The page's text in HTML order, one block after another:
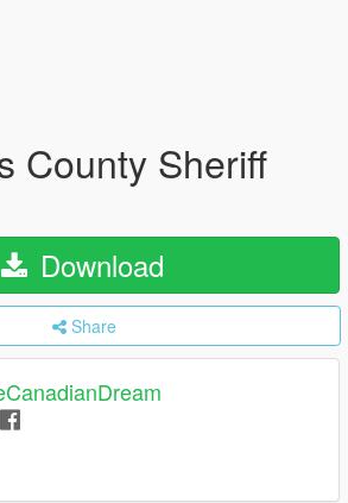
County Sheriff
Download
Share